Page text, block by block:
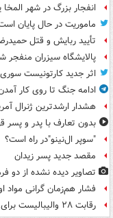
انفجار بزرگ در شهر
ماموریت در حال پایان
تأیید ربایش و قتل
پالایشگاه سیزران منفجر
اثر جدید کارتونیست
ادامه جنگ تا روی کار
هشدار ارشدترین ژنرال
بدون تعارف با پدر و پسر
"سوپر ال‌نینو"در راه است؟
مقصد جدید پسر زیدان
تصاویر دیده‌ نشده از دو
فشار هم‌زمان گرانی مواد
رقابت ۲۸ والیبالیست برای حضور در فهرست نهایی تیم ملی